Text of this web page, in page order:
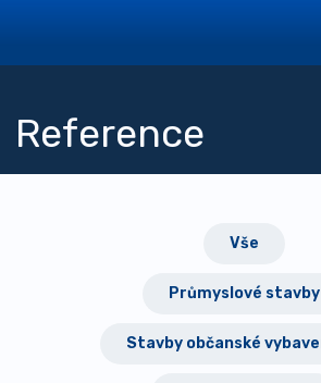
Reference
Vše
Průmyslové stavby
Stavby občanské